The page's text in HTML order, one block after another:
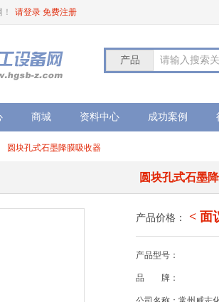
请登录 免费注册
产品 请输入搜索
商城 资料中心 成功案例
圆块孔式石墨降膜吸收器
圆块孔式石墨
产品价格： < 面
产品型号：
品 牌：